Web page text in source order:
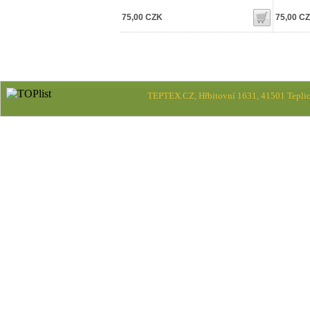
75,00 CZK 75,00
TEPTEX.CZ, Hřbitovní 1631, 41501